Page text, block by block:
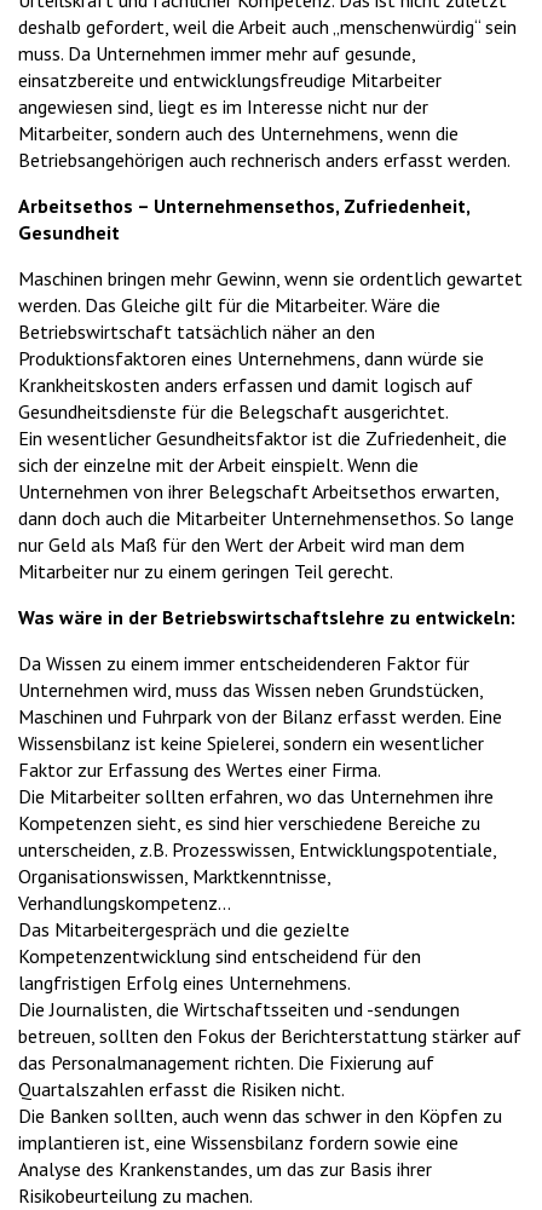
deshalb gefordert, weil die Arbeit auch „menschenwürdig“ sein
muss. Da Unternehmen immer mehr auf gesunde,
einsatzbereite und entwicklungsfreudige Mitarbeiter
angewiesen sind, liegt es im Interesse nicht nur der
Mitarbeiter, sondern auch des Unternehmens, wenn die
Betriebsangehörigen auch rechnerisch anders erfasst werden.
Arbeitsethos – Unternehmensethos, Zufriedenheit,
Gesundheit
Maschinen bringen mehr Gewinn, wenn sie ordentlich gewartet
werden. Das Gleiche gilt für die Mitarbeiter. Wäre die
Betriebswirtschaft tatsächlich näher an den
Produktionsfaktoren eines Unternehmens, dann würde sie
Krankheitskosten anders erfassen und damit logisch auf
Gesundheitsdienste für die Belegschaft ausgerichtet.
Ein wesentlicher Gesundheitsfaktor ist die Zufriedenheit, die
sich der einzelne mit der Arbeit einspielt. Wenn die
Unternehmen von ihrer Belegschaft Arbeitsethos erwarten,
dann doch auch die Mitarbeiter Unternehmensethos. So lange
nur Geld als Maß für den Wert der Arbeit wird man dem
Mitarbeiter nur zu einem geringen Teil gerecht.
Was wäre in der Betriebswirtschaftslehre zu entwickeln:
Da Wissen zu einem immer entscheidenderen Faktor für
Unternehmen wird, muss das Wissen neben Grundstücken,
Maschinen und Fuhrpark von der Bilanz erfasst werden. Eine
Wissensbilanz ist keine Spielerei, sondern ein wesentlicher
Faktor zur Erfassung des Wertes einer Firma.
Die Mitarbeiter sollten erfahren, wo das Unternehmen ihre
Kompetenzen sieht, es sind hier verschiedene Bereiche zu
unterscheiden, z.B. Prozesswissen, Entwicklungspotentiale,
Organisationswissen, Marktkenntnisse,
Verhandlungskompetenz…
Das Mitarbeitergespräch und die gezielte
Kompetenzentwicklung sind entscheidend für den
langfristigen Erfolg eines Unternehmens.
Die Journalisten, die Wirtschaftsseiten und -sendungen
betreuen, sollten den Fokus der Berichterstattung stärker auf
das Personalmanagement richten. Die Fixierung auf
Quartalszahlen erfasst die Risiken nicht.
Die Banken sollten, auch wenn das schwer in den Köpfen zu
implantieren ist, eine Wissensbilanz fordern sowie eine
Analyse des Krankenstandes, um das zur Basis ihrer
Risikobeurteilung zu machen.